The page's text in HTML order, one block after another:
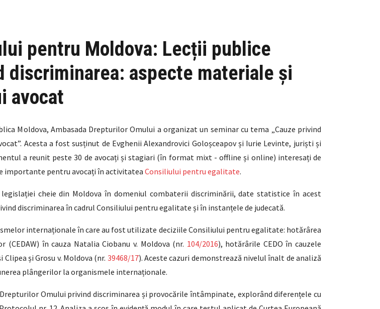
pentru Moldova: Lecții publice
discriminarea: aspecte materiale și
avocat
Moldova, Ambasada Drepturilor Omului a organizat un seminar cu tema „Cauze privind
Acesta a fost susținut de Evghenii Alexandrovici Goloșceapov și Iurie Levinte, juriști și
a reunit peste 30 de avocați și stagiari (în format mixt - offline și online) interesați de
importante pentru avocați în activitatea Consiliului pentru egalitate.
cheie din Moldova în domeniul combaterii discriminării, date statistice în acest
discriminarea în cadrul Consiliului pentru egalitate și în instanțele de judecată.
internaționale în care au fost utilizate deciziile Consiliului pentru egalitate: hotărârea
în cauza Natalia Ciobanu v. Moldova (nr. 104/2016), hotărârile CEDO în cauzele
Clipea și Grosu v. Moldova (nr. 39468/17). Aceste cazuri demonstrează nivelul înalt de analiză
plângerilor la organismele internaționale.
Omului privind discriminarea și provocările întâmpinate, explorând diferențele cu